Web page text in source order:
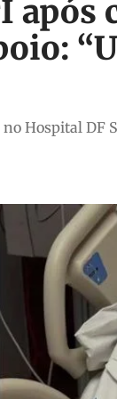
após
Hospital DF